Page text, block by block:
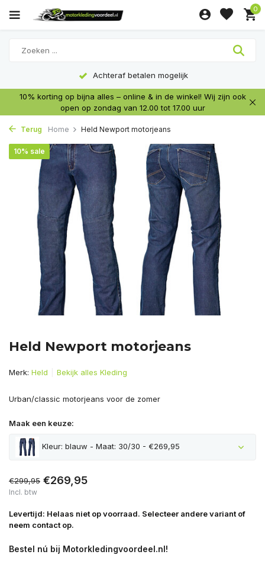
0
Achteraf betalen mogelijk
10% korting op bijna alles – online & in de winkel! Wij zijn ook
open op zondag van 12.00 tot 17.00 uur
Terug Home Held Newport motorjeans
Held Newport motorjeans
10% sale
Merk: Held Bekijk alles Kleding
Urban/classic motorjeans voor de zomer
Maak een keuze:
Kleur: blauw - Maat: 30/30 - €269,95
€299,95 €269,95
Incl. btw
Levertijd: Helaas niet op voorraad. Selecteer andere variant of
neem contact op.
Bestel nú bij Motorkledingvoordeel.nl!